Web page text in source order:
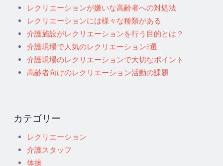
レクリエーションが嫌いな高齢者への対処法
レクリエーションには様々な種類がある
介護施設がレクリエーションを行う目的とは？
介護現場で人気のレクリエーション3選
介護現場のレクリエーションで大切なポイント
高齢者向けのレクリエーション活動の課題
カテゴリー
レクリエーション
介護スタッフ
体操